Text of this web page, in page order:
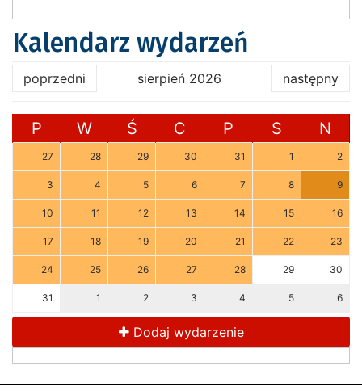
Kalendarz wydarzeń
poprzedni sierpień 2026 następny
P W Ś C P S N
27 28 29 30 31 1 2
3 4 5 6 7 8 9
10 11 12 13 14 15 16
17 18 19 20 21 22 23
24 25 26 27 28 29 30
31 1 2 3 4 5 6
Dodaj wydarzenie